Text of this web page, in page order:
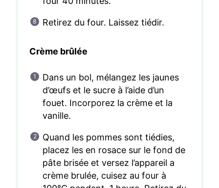
Retirez du four. Laissez tiédir.
Crème brûlée
Dans un bol, mélangez les jaunes
d’œufs et le sucre à l’aide d’un
fouet. Incorporez la crème et la
vanille.
Quand les pommes sont tiédies,
placez les en rosace sur le fond de
pâte brisée et versez l’appareil a
crème brulée, cuisez au four à